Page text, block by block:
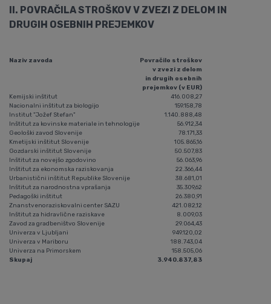
II. POVRAČILA STROŠKOV V ZVEZI Z DELOM IN
DRUGIH OSEBNIH PREJEMKOV
Naziv zavoda
Povračilo stroškov
v zvezi z delom
in drugih osebnih
prejemkov (v EUR)
Kemijski inštitut
416.008,27
Nacionalni inštitut za biologijo
159.158,78
Institut "Jožef Stefan"
1.140.888,48
Inštitut za kovinske materiale in tehnologije
56.912,34
Geološki zavod Slovenije
78.171,33
Kmetijski inštitut Slovenije
105.865,16
Gozdarski inštitut Slovenije
50.507,83
Inštitut za novejšo zgodovino
56.063,96
Inštitut za ekonomska raziskovanja
22.366,44
Urbanistični inštitut Republike Slovenije
38.681,01
Inštitut za narodnostna vprašanja
35.309,62
Pedagoški inštitut
26.380,91
Znanstvenoraziskovalni center SAZU
421.082,12
Inštitut za hidravlične raziskave
8.009,03
Zavod za gradbeništvo Slovenije
29.064,43
Univerza v Ljubljani
949.120,02
Univerza v Mariboru
188.743,04
Univerza na Primorskem
158.505,06
Skupaj
3.940.837,83